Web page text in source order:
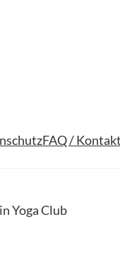
FAQ / Kontakt
Yoga Club